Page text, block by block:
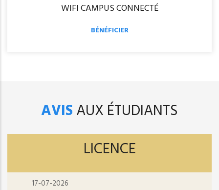
WIFI CAMPUS CONNECTÉ
BÉNÉFICIER
AVISAUX ÉTUDIANTS
LICENCE
17-07-2026